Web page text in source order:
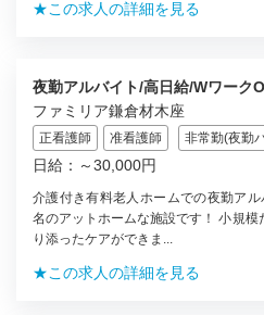
★この求人の詳細を見る
夜勤アルバイト/高日給/Wワーク
ファミリア鎌倉材木座
正看護師 准看護師 非常勤(夜勤
日給：～30,000円
介護付き有料老人ホームでの夜勤ア
名のアットホームな施設です！ 小規
り添ったケアができま...
★この求人の詳細を見る